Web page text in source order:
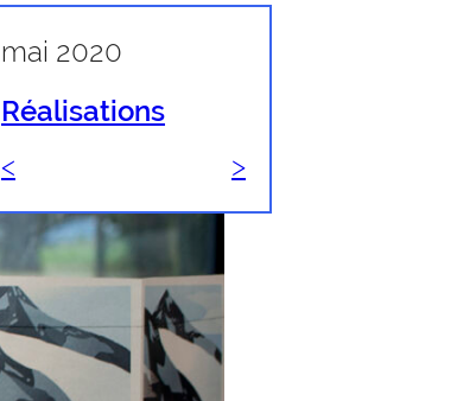
mai 2020
Réalisations
<
>